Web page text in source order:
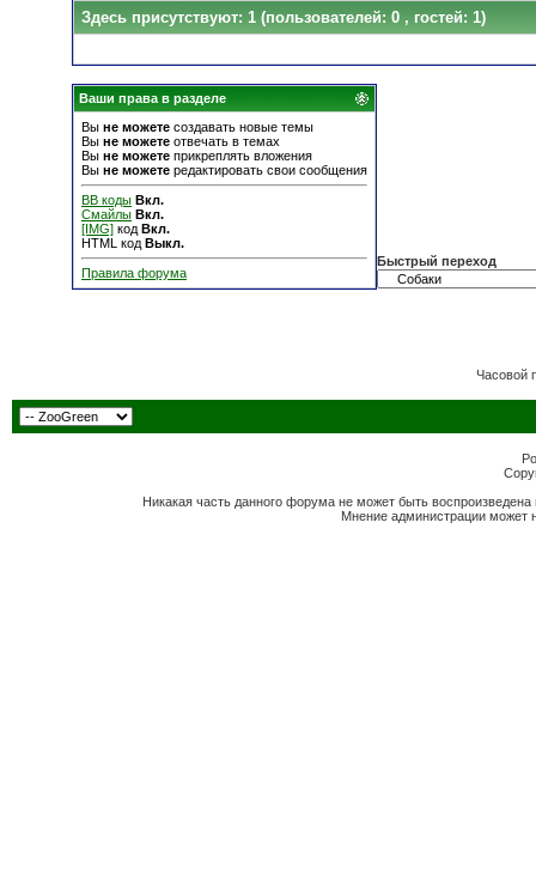
Здесь присутствуют: 1 (пользователей: 0 , гостей: 1)
Ваши права в разделе
Вы не можете создавать новые темы
Вы не можете отвечать в темах
Вы не можете прикреплять вложения
Вы не можете редактировать свои сообщения
BB коды Вкл.
Смайлы Вкл.
[IMG] код Вкл.
HTML код Выкл.
Правила форума
Быстрый переход
Часовой
Никакая часть данного форума не может быть
Мнение администрации может